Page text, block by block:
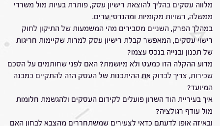
מלווה עסקים בהליך להוצאת רישיון עסק, פותרת בעיות מול משרדי
ממשלה, רשויות מקומיות ומהנדסי ערים.
במהלך הפרק, השניים מסבירים מהי המשמעות של התיקון לחוק
רישוי עסקים, המאפשר קבלת רישיון עסק למרות שקיימות חריגות
של תכנון ובנייה בנכס עצמו?
מדוע ההקלה הזו כמעט ולא מיושמת? האם לפני שחותמים על הסכם
שכירות, צריך לבדוק את ההיתכנות של העסק הזה להתקיים במבנה
המיועד?
איך בעיריית הוד השרון פועלים לקידום העסקים ולהגשמת חלומות
מול עודף רגולציה?
ובאיזה אופן לדעתם כדאי לצעירים שמשתחררים מהצבא לבחון האם